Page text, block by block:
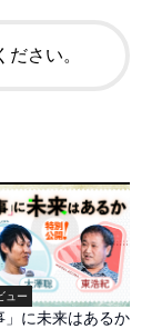
さい。
ュー
」に未来はあるか